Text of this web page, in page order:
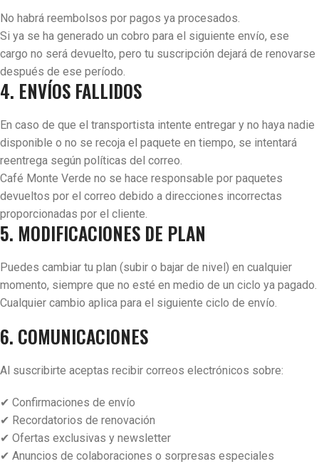
No habrá reembolsos por pagos ya procesados.
Si ya se ha generado un cobro para el siguiente envío, ese
cargo no será devuelto, pero tu suscripción dejará de renovarse
después de ese período.
4. ENVÍOS FALLIDOS
En caso de que el transportista intente entregar y no haya nadie
disponible o no se recoja el paquete en tiempo, se intentará
reentrega según políticas del correo.
Café Monte Verde no se hace responsable por paquetes
devueltos por el correo debido a direcciones incorrectas
proporcionadas por el cliente.
5. MODIFICACIONES DE PLAN
Puedes cambiar tu plan (subir o bajar de nivel) en cualquier
momento, siempre que no esté en medio de un ciclo ya pagado.
Cualquier cambio aplica para el siguiente ciclo de envío.
6. COMUNICACIONES
Al suscribirte aceptas recibir correos electrónicos sobre:
✔ Confirmaciones de envío
✔ Recordatorios de renovación
✔ Ofertas exclusivas y newsletter
✔ Anuncios de colaboraciones o sorpresas especiales